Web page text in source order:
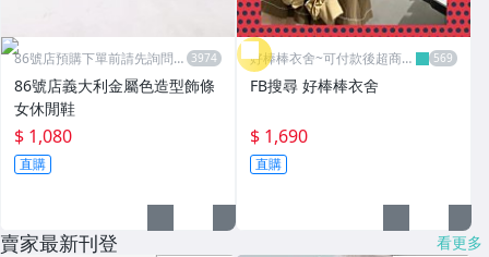
86號店預購下單前請先詢問數
86號店義大利金屬色造型飾條
女休閒鞋
$ 1,080
直購
好棒棒衣舍~可付款後超商取
貨
FB搜尋 好棒棒衣舍
$ 1,690
直購
賣家最新刊登 看更多